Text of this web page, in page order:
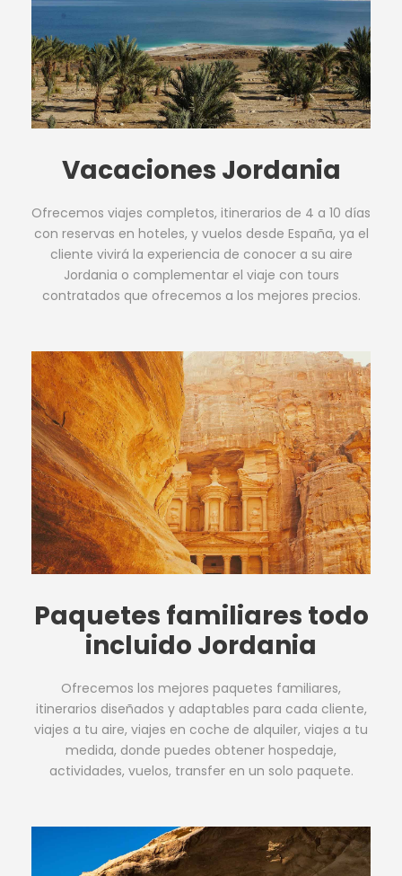
Vacaciones Jordania
Ofrecemos viajes completos, itinerarios de 4 a 10 días
con reservas en hoteles, y vuelos desde España, ya el
cliente vivirá la experiencia de conocer a su aire
Jordania o complementar el viaje con tours
contratados que ofrecemos a los mejores precios.
Paquetes familiares todo
incluido Jordania
Ofrecemos los mejores paquetes familiares,
itinerarios diseñados y adaptables para cada cliente,
viajes a tu aire, viajes en coche de alquiler, viajes a tu
medida, donde puedes obtener hospedaje,
actividades, vuelos, transfer en un solo paquete.